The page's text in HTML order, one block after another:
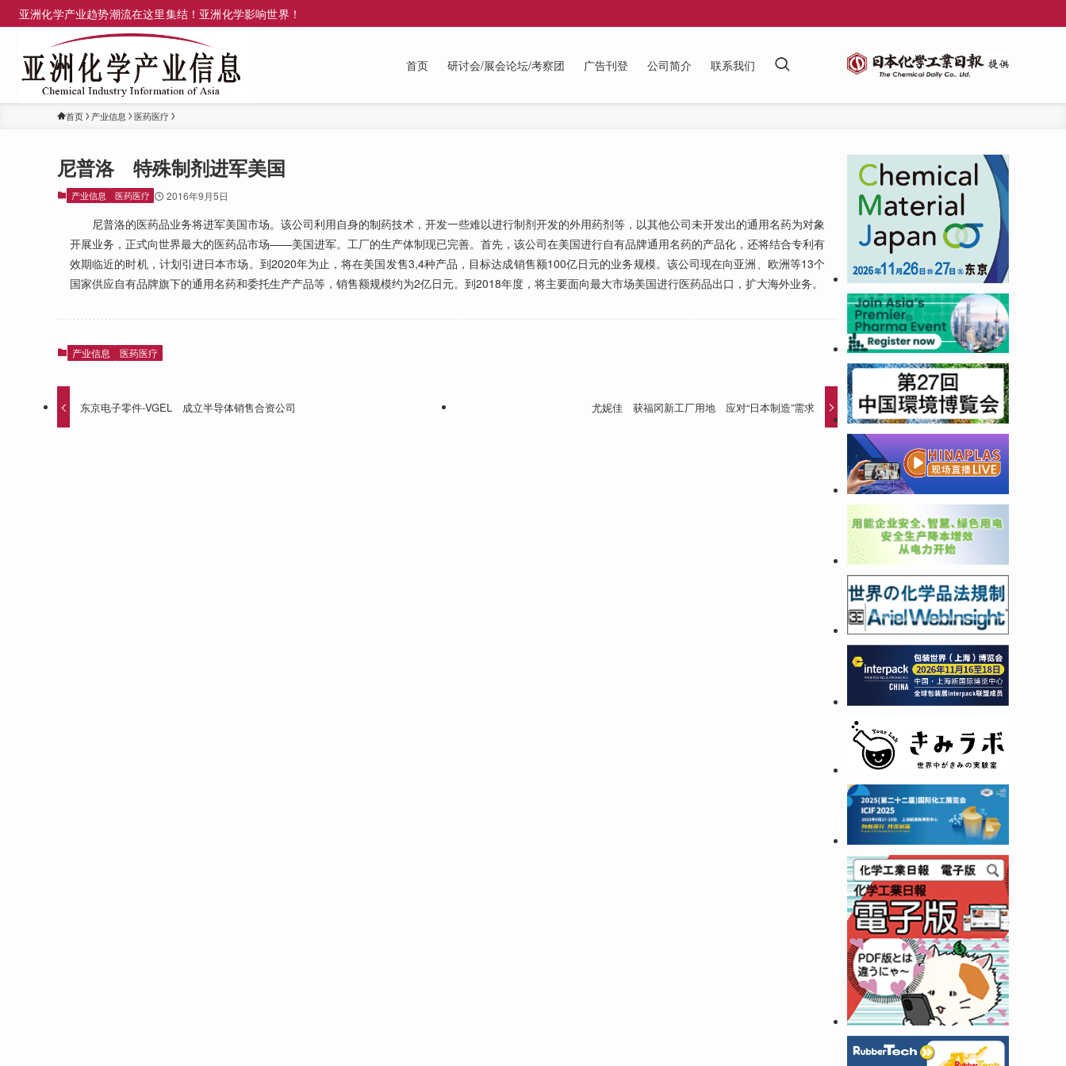
亚洲化学产业趋势潮流在这里集结！亚洲化学影响世界！
首页 研讨会/展会论坛/考察团 广告刊登 公司简介 联系我们
首页 产业信息 医药医疗
尼普洛 特殊制剂进军美国
产业信息 医药医疗 2016年9月5日
尼普洛的医药品业务将进军美国市场。该公司利用自身的制药技术，开发一些难以进行制剂开发的外用药剂等，以其他公司未开发出的通用名药为对象
开展业务，正式向世界最大的医药品市场——美国进军。工厂的生产体制现已完善。首先，该公司在美国进行自有品牌通用名药的产品化，还将结合专利有
效期临近的时机，计划引进日本市场。到2020年为止，将在美国发售3,4种产品，目标达成销售额100亿日元的业务规模。该公司现在向亚洲、欧洲等13个
国家供应自有品牌旗下的通用名药和委托生产产品等，销售额规模约为2亿日元。到2018年度，将主要面向最大市场美国进行医药品出口，扩大海外业务。
产业信息 医药医疗
东京电子零件-VGEL 成立半导体销售合资公司 尤妮佳 获福冈新工厂用地 应对“日本制造”需求